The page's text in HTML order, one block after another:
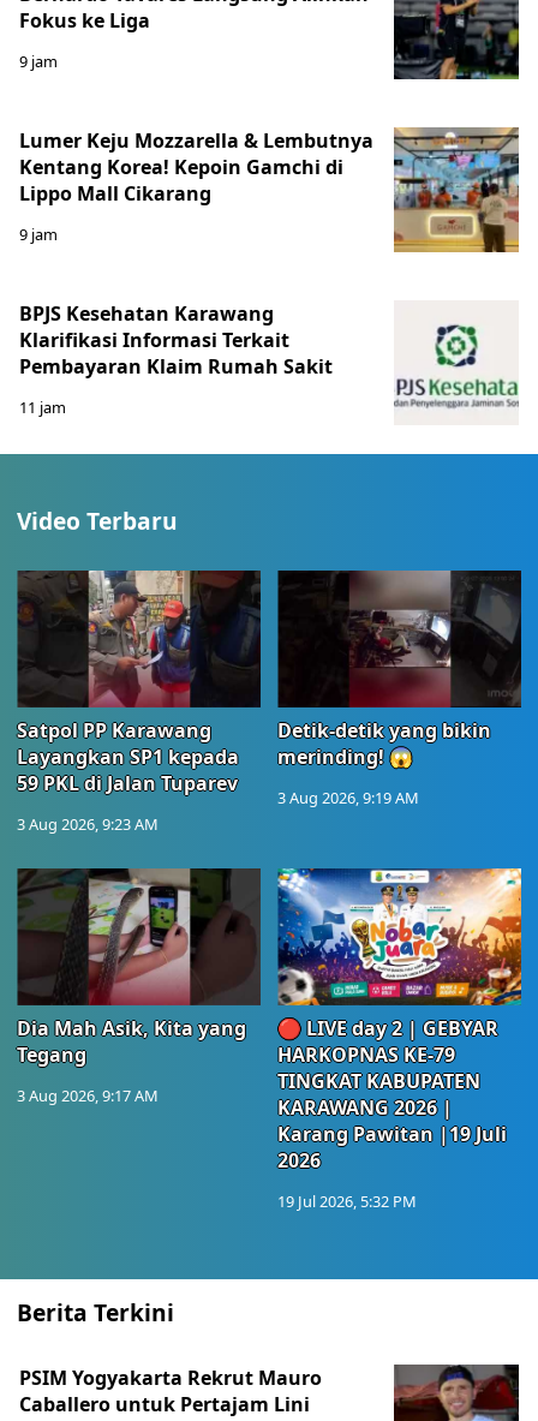
Fokus ke Liga
9 jam
Lumer Keju Mozzarella & Lembutnya
Kentang Korea! Kepoin Gamchi di
Lippo Mall Cikarang
9 jam
BPJS Kesehatan Karawang
Klarifikasi Informasi Terkait
Pembayaran Klaim Rumah Sakit
11 jam
Video Terbaru
Satpol PP Karawang
Layangkan SP1 kepada
59 PKL di Jalan Tuparev
3 Aug 2026, 9:23 AM
Detik-detik yang bikin
merinding! 😱
3 Aug 2026, 9:19 AM
Dia Mah Asik, Kita yang
Tegang
3 Aug 2026, 9:17 AM
🔴 LIVE day 2 | GEBYAR
HARKOPNAS KE-79
TINGKAT KABUPATEN
KARAWANG 2026 |
Karang Pawitan |19 Juli
2026
19 Jul 2026, 5:32 PM
Berita Terkini
PSIM Yogyakarta Rekrut Mauro
Caballero untuk Pertajam Lini